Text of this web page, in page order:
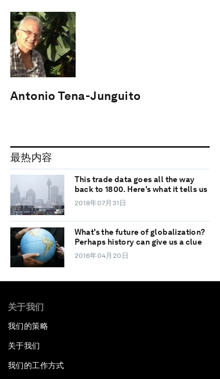
Antonio Tena-Junguito
最热内容
This trade data goes all the way
back to 1800. Here's what it tells us
2018年07月31日
What's the future of globalization?
Perhaps history can give us a clue
2016年04月20日
关于我们
我们的策略
关于我们
我们的工作方式